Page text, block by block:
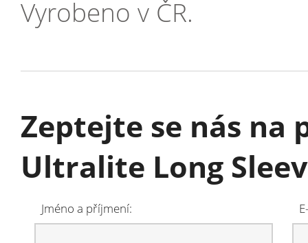
Vyrobeno v ČR.
Zeptejte se nás
Ultralite Long
Jméno a příjmení: